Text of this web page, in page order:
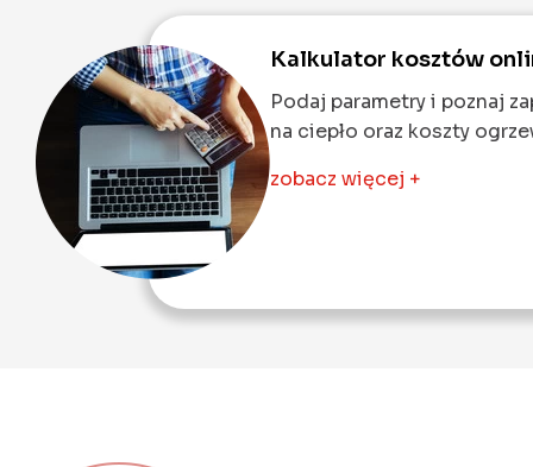
Kalkulator kosztów
Podaj parametry i poznaj
na ciepło oraz koszty
zobacz więcej +